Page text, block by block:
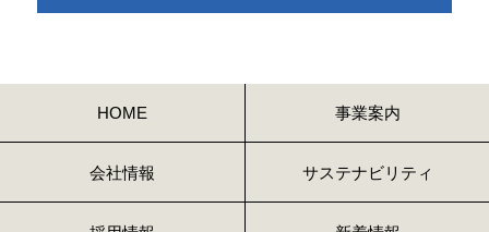
HOME 事業案内
会社情報 サステナビリティ